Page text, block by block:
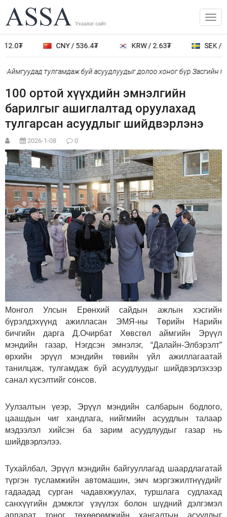
CNY / 536.4₮ KRW / 2.63₮ SEK /
тулгамдаж буй асуудлуудыг долоо хоног бүр Засгийн
100 ортой хүүхдийн эмнэлгийн
барилгыг ашиглалтад оруулахад
тулгарсан асуудлыг шийдвэрлэнэ
2026-1-08 0
Монгол Улсын Ерөнхий сайдын ажлын хэсгийн
бүрэлдэхүүнд ажилласан ЭМЯ-ны Төрийн Нарийн
бичгийн дарга Д.Очирбат Хөвсгөл аймгийн Эрүүл
мэндийн газар, Нэгдсэн эмнэлэг, “Далайн-Элбэрэлт”
өрхийн эрүүл мэндийн төвийн үйл ажиллагаатай
танилцаж, тулгамдаж буй асуудлуудыг шийдвэрлэхээр
санал хүсэлтийг сонсов.
Уулзалтын үеэр, Эрүүл мэндийн салбарын бодлого,
цаашдын чиг хандлага, нийгмийн асуудлын талаар
мэдээлэл хийсэн ба зарим асуудлуудыг газар нь
шийдвэрлэлээ.
Тухайлбал, Эрүүл мэндийн байгууллагад шаардлагатай
түргэн тусламжийн автомашин, эмч мэргэжилтнүүдийг
гадаадад сурган чадавхжуулах, туршлага судлахад
санхүүгийн дэмжлэг үзүүлэх болон шүдний дэлгэмэл
аппарат тоног төхөөрөмжийн хангалтын асуудлыг